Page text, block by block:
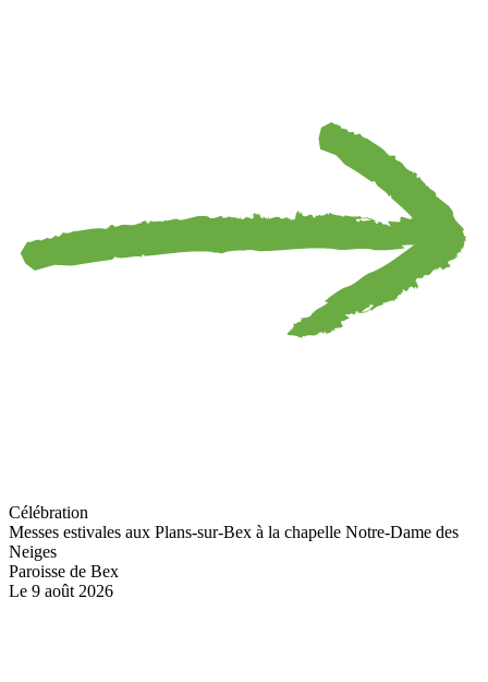
Célébration
Messes estivales aux Plans-sur-Bex à la chapelle Notre-Dame des
Neiges
Paroisse de Bex
Le 9 août 2026